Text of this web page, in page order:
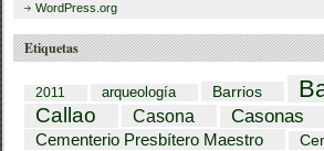
WordPress.org
Etiquetas
2011 arqueología Barrios
Callao Casona Casonas
Cementerio Presbítero Maestro